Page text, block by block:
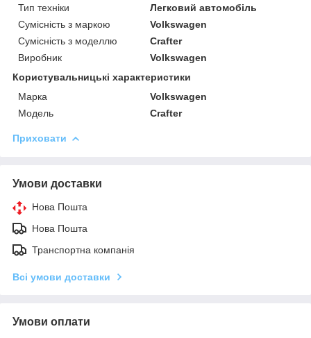
Тип техніки
Легковий автомобіль
Сумісність з маркою
Volkswagen
Сумісність з моделлю
Crafter
Виробник
Volkswagen
Користувальницькі характеристики
Марка
Volkswagen
Модель
Crafter
Приховати
Умови доставки
Нова Пошта
Нова Пошта
Транспортна компанія
Всі умови доставки
Умови оплати